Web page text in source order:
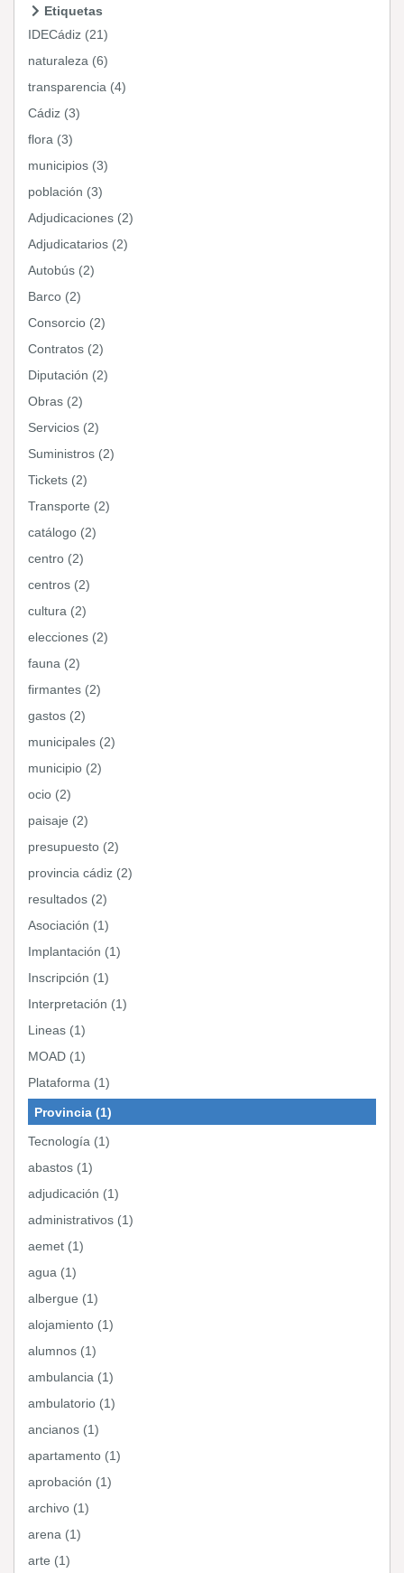
Etiquetas
IDECádiz (21)
naturaleza (6)
transparencia (4)
Cádiz (3)
flora (3)
municipios (3)
población (3)
Adjudicaciones (2)
Adjudicatarios (2)
Autobús (2)
Barco (2)
Consorcio (2)
Contratos (2)
Diputación (2)
Obras (2)
Servicios (2)
Suministros (2)
Tickets (2)
Transporte (2)
catálogo (2)
centro (2)
centros (2)
cultura (2)
elecciones (2)
fauna (2)
firmantes (2)
gastos (2)
municipales (2)
municipio (2)
ocio (2)
paisaje (2)
presupuesto (2)
provincia cádiz (2)
resultados (2)
Asociación (1)
Implantación (1)
Inscripción (1)
Interpretación (1)
Lineas (1)
MOAD (1)
Plataforma (1)
Provincia (1)
Tecnología (1)
abastos (1)
adjudicación (1)
administrativos (1)
aemet (1)
agua (1)
albergue (1)
alojamiento (1)
alumnos (1)
ambulancia (1)
ambulatorio (1)
ancianos (1)
apartamento (1)
aprobación (1)
archivo (1)
arena (1)
arte (1)